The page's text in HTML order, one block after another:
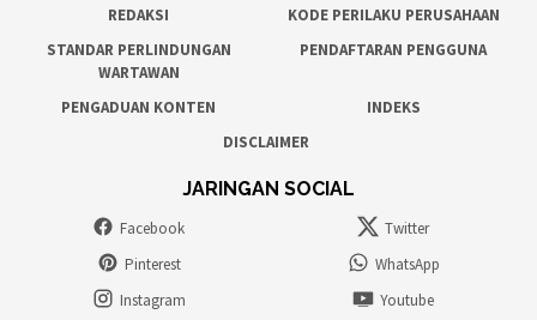
REDAKSI
KODE PERILAKU PERUSAHAAN
STANDAR PERLINDUNGAN
WARTAWAN
PENDAFTARAN PENGGUNA
PENGADUAN KONTEN
INDEKS
DISCLAIMER
JARINGAN SOCIAL
Facebook
Twitter
Pinterest
WhatsApp
Instagram
Youtube